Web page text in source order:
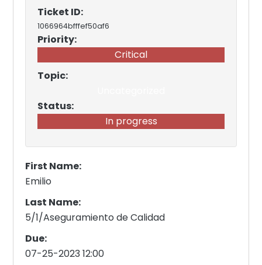
Ticket ID:
1066964bfffef50af6
Priority:
Critical
Topic:
Status:
In progress
First Name:
Emilio
Last Name:
5/1/Aseguramiento de Calidad
Due:
07-25-2023 12:00